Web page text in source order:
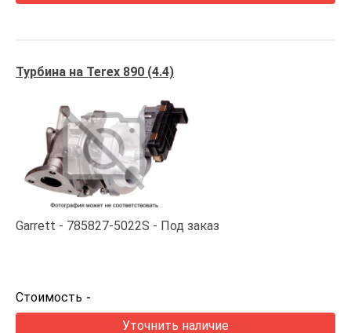
Турбина на Terex 890 (4.4)
Garrett 785827-5022S Под заказ
Стоимость -
Уточнить наличие